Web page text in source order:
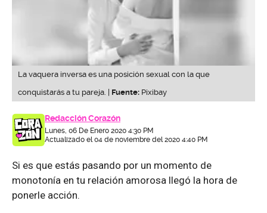
La vaquera inversa es una posición sexual con la que
conquistarás a tu pareja. | Fuente: Pixibay
Redacción Corazón
Lunes, 06 De Enero 2020 4:30 PM
Actualizado el 04 de noviembre del 2020 4:40 PM
Si es que estás pasando por un momento de
monotonía en tu relación amorosa llegó la hora de
ponerle acción.